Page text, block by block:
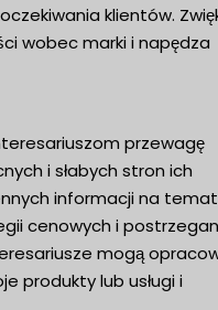
klientów.
wobec marki i napędza
przewagę
i słabych stron ich
informacji na temat
cenowych i
mogą
produkty lub usługi i